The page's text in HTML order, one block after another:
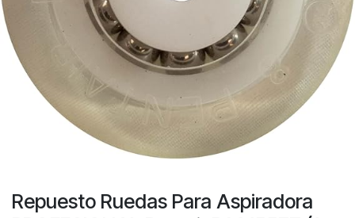
Repuesto Ruedas Para Aspiradora